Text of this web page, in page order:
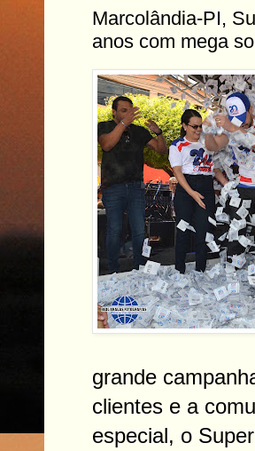
Marcolândia-PI,
anos com mega
grande
clientes e a
especial, o